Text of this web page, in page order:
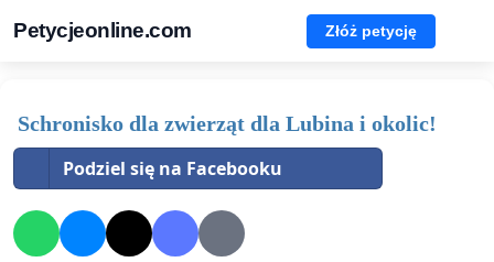
Petycjeonline.com Złóż petycję
Schronisko dla zwierząt dla Lubina i okolic!
Podziel się na Facebooku